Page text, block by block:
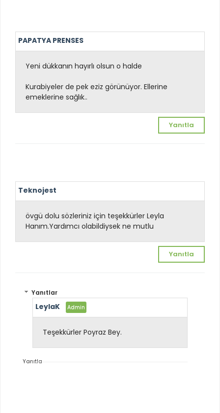
PAPATYA PRENSES
Yeni dükkanın hayırlı olsun o halde
Kurabiyeler de pek eziz görünüyor. Ellerine
emeklerine sağlık..
Yanıtla
Teknojest
övgü dolu sözleriniz için teşekkürler Leyla
Hanım.Yardımcı olabildiysek ne mutlu
Yanıtla
Yanıtlar
LeylaK
Teşekkürler Poyraz Bey.
Yanıtla